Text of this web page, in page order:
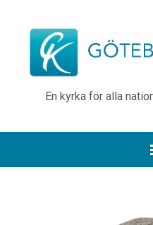
En kyrka för alla